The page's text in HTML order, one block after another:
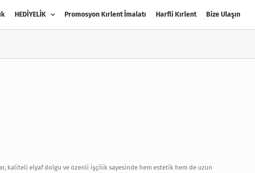
HEDİYELİK Promosyon Kırlent İmalatı Harfli Kırlent Bize Ulaşın
kaliteli elyaf dolgu ve özenli işçilik sayesinde hem estetik hem de uzun